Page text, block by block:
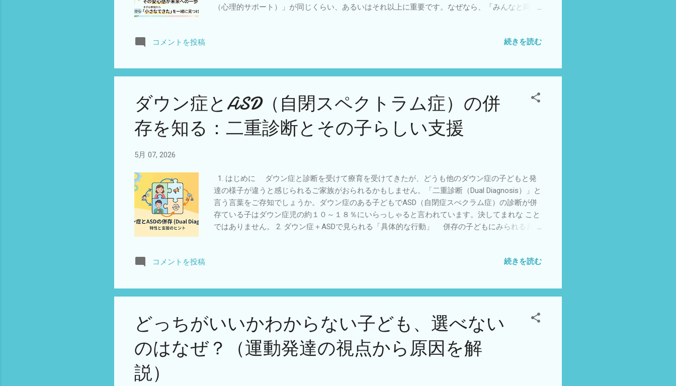
（心理的サポート）」が同じくらい、あるいはそれ以上に重要です。なぜなら、「みんなと同じ
囲が知っておきたい「心理的サポートの5つのポイント」を分かりやすく解説します。 1. 最優先
せ僕なんか」「やっても無駄だ」という諦め（学習性無力感）を抱かせてしまうことです。 「努
力不足」ではないという正しい理解: 本人が一番「みんなと同じようにやりたいのにできない」と
傷ついています。周囲が「脳の特性（神経発達）によるもの」と正しく理解し、責めない環境を
作ることが最初の心理的ケアです。 結果ではなく「プロセス」を褒める: 「ボタンがうまく留め
られなかったけれど、最後まで自分でやろうとした」「形は崩れたけれど、一生懸命文字を書い
た」など、挑戦した姿勢や過程を具体的に言葉にして認めましょう。 「小さな成功体験」の積み
重ね: 課題の難易度をあらかじめ下げておき、「できた！」と思える瞬間（有能感）を意図的に作
にしない・無理強いしない: 「克服させるための特訓」は、かえって強いストレスや自己嫌悪を生
みます。「本人がやってみたい」と思うことは遊びの延長で楽しく反復し、「絶対にやりたくな
い」と拒絶することは無理にやらせず、代替案を用意しましょう。 選択肢を与える: 「この道具
とこの道具、どっちが使いやすそう？」「今日はどの練習にする？」など、本人が自分で選んで
決定する機会を作ることで、前向きなモチベー...
コメントを投稿 続きを読む
ダウン症とASD（自閉スペクトラム症）の併
存を知る：二重診断とその子らしい支援
5月 07, 2026
1. はじめに ダウン症と診断を受けて療育を受けてきたが、どうも他のダウン症の子どもと発
達の様子が違うと感じられるご家族がおられるかもしません。「二重診断（Dual Diagnosis）」と
言う言葉をご存知でしょうか。ダウン症のある子どもでASD（自閉症スぺクラム症）の診断が併
存ている子はダウン症児の約１０～１８％にいらっしゃると言われています。決してまれな こと
ではありません。 2. ダウン症＋ASDで見られる「具体的な行動」 併存の子どもにみられる具体
パニック。 感覚： 特定の音（掃除機、泣き声など）を極端に嫌がる、逆に特定の刺激を繰り返
3. なぜ「診断」が遅れやすいのか？ 診断の隠蔽（Diagnostic Overshadowing）： 「発達の遅れは
すべてダウン症のせい」と思い込まれ、ASDの特性が見過ごされがちです。 早期に気づくこと
で、その子に合った「学び方」を提示できるメリットがります。 4. 今日からできる支援のヒント
支援の際は以下の様な事を意識すると良いです。」 「耳」より「目」で伝える： 言葉の指示
を減らし、写真や絵カードを使ってスケジュールを見せる（視覚的支援）。 安心できる場所づく
り： 刺激をカットした「落ち着けるコーナー」を作る。 「できた！」のハードルを下げる：
ASDの特性があると、新しいことへの不安が強いため、ごく小さなステップから始める。 5. おわ
コメントを投稿 続きを読む
どっちがいいかわからない子ども、選べない
のはなぜ？（運動発達の視点から原因を解
説）